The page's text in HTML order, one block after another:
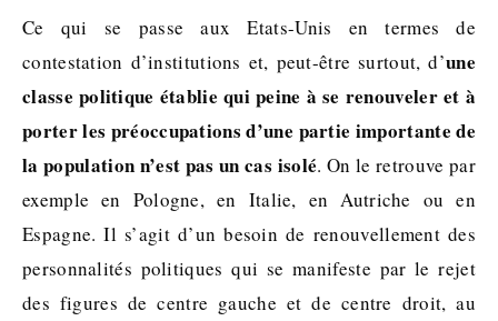
Ce qui se passe aux Etats-Unis en termes de
contestation d’institutions et, peut-être surtout, d’une
classe politique établie qui peine à se renouveler et à
porter les préoccupations d’une partie importante de
la population n’est pas un cas isolé. On le retrouve par
exemple en Pologne, en Italie, en Autriche ou en
Espagne. Il s’agit d’un besoin de renouvellement des
personnalités politiques qui se manifeste par le rejet
des figures de centre gauche et de centre droit, au